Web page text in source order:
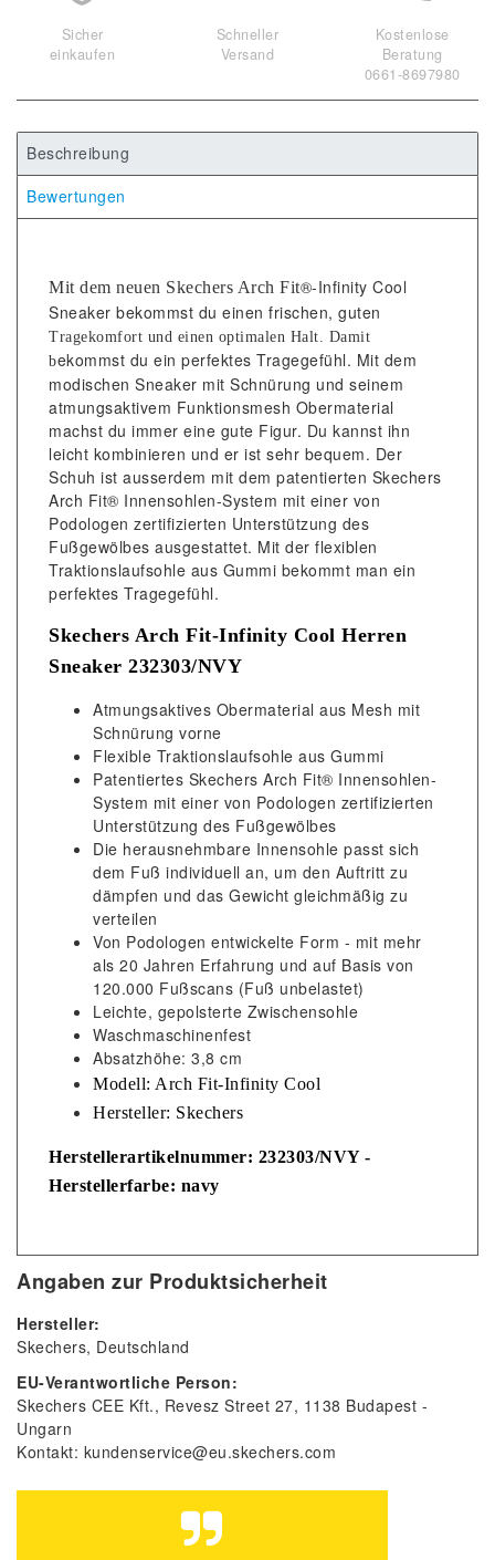
Sicher
einkaufen
Schneller
Versand
Kostenlose
Beratung
0661-8697980
Beschreibung
Bewertungen
Mit dem neuen Skechers Arch Fit®-Infinity Cool
Sneaker bekommst du einen frischen, guten
Tragekomfort und einen optimalen Halt. Damit
bekommst du ein perfektes Tragegefühl. Mit dem
modischen Sneaker mit Schnürung und seinem
atmungsaktivem Funktionsmesh Obermaterial
machst du immer eine gute Figur. Du kannst ihn
leicht kombinieren und er ist sehr bequem. Der
Schuh ist ausserdem mit dem patentierten Skechers
Arch Fit® Innensohlen-System mit einer von
Podologen zertifizierten Unterstützung des
Fußgewölbes ausgestattet. Mit der flexiblen
Traktionslaufsohle aus Gummi bekommt man ein
perfektes Tragegefühl.
Skechers Arch Fit-Infinity Cool Herren
Sneaker 232303/NVY
Atmungsaktives Obermaterial aus Mesh mit
Schnürung vorne
Flexible Traktionslaufsohle aus Gummi
Patentiertes Skechers Arch Fit® Innensohlen-
System mit einer von Podologen zertifizierten
Unterstützung des Fußgewölbes
Die herausnehmbare Innensohle passt sich
dem Fuß individuell an, um den Auftritt zu
dämpfen und das Gewicht gleichmäßig zu
verteilen
Von Podologen entwickelte Form - mit mehr
als 20 Jahren Erfahrung und auf Basis von
120.000 Fußscans (Fuß unbelastet)
Leichte, gepolsterte Zwischensohle
Waschmaschinenfest
Absatzhöhe: 3,8 cm
Modell: Arch Fit-Infinity Cool
Hersteller: Skechers
Herstellerartikelnummer: 232303/NVY -
Herstellerfarbe: navy
Angaben zur Produktsicherheit
Hersteller:
Skechers Deutschland
EU-Verantwortliche Person:
Skechers CEE Kft. Revesz Street 27 1138 Budapest
Ungarn
Kontakt: kundenservice@eu.skechers.com